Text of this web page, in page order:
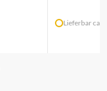
Lieferbar ca.